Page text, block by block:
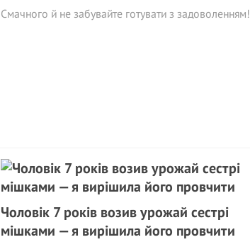
Смачного й не забувайте готувати з задоволенням!
Чоловік 7 років возив урожай сестрі
мішками — я вирішила його провчити